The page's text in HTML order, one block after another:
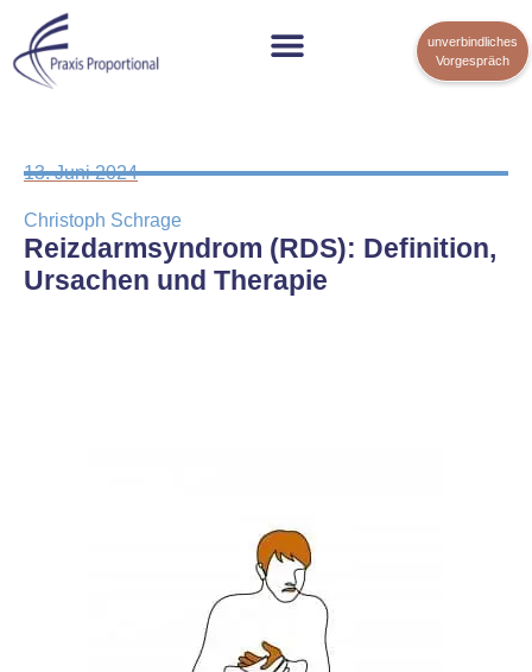
unverbindliches
Vorgespräch
13. Juni 2024
Christoph Schrage
Reizdarmsyndrom (RDS): Definition,
Ursachen und Therapie